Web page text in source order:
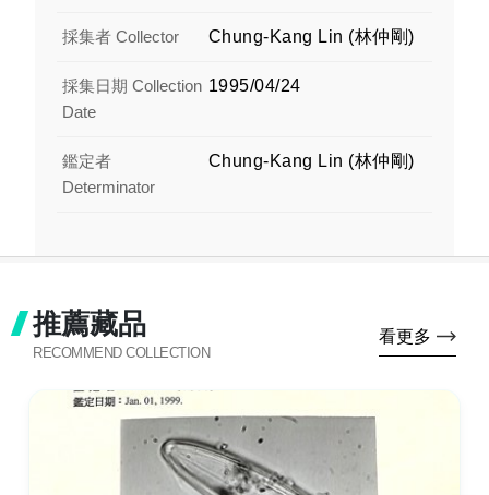
採集者 Collector Chung-Kang Lin (林仲剛)
採集日期 Collection
Date
1995/04/24
鑑定者
Determinator
Chung-Kang Lin (林仲剛)
推薦藏品
RECOMMEND COLLECTION
看更多